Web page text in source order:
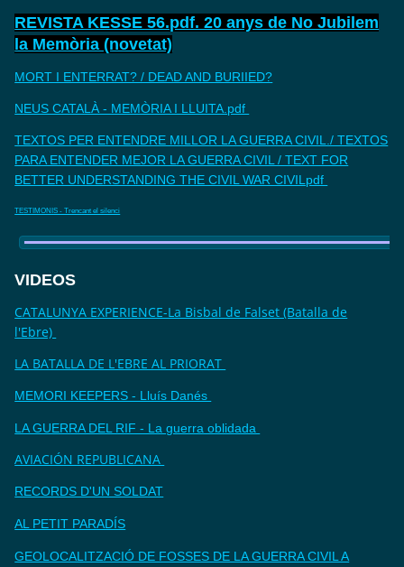
REVISTA KESSE 56.pdf. 20 anys de No Jubilem
la Memòria (novetat)
MORT I ENTERRAT? / DEAD AND BURIIED?
NEUS CATALÀ - MEMÒRIA I LLUITA.pdf
TEXTOS PER ENTENDRE MILLOR LA GUERRA CIVIL./ TEXTOS
PARA ENTENDER MEJOR LA GUERRA CIVIL / TEXT FOR
BETTER UNDERSTANDING THE CIVIL WAR CIVILpdf
TESTIMONIS - Trencant el silenci
VIDEOS
CATALUNYA EXPERIENCE-La Bisbal de Falset (Batalla de
l'Ebre)
LA BATALLA DE L'EBRE AL PRIORAT
MEMORI KEEPERS - Lluís Danés
LA GUERRA DEL RIF - La guerra oblidada
AVIACIÓN REPUBLICANA
RECORDS D'UN SOLDAT
AL PETIT PARADÍS
GEOLOCALITZACIÓ DE FOSSES DE LA GUERRA CIVIL A